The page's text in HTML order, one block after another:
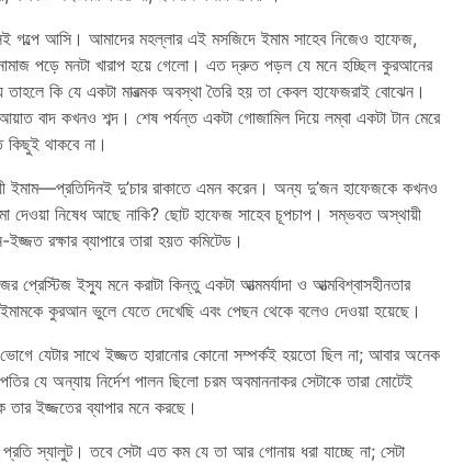
আসি। আমাদের মহল্লার এই মসজিদে ইমাম সাহেব নিজেও হাফেজ,
পড়ে মনটা খারাপ হয়ে গেলো। এত দ্রুত পড়ল যে মনে হচ্ছিল কুরআনের
কি যে একটা মারত্মক অবস্থা তৈরি হয় তা কেবল হাফেজরাই বোঝেন।
বাদ কখনও শব্দ। শেষ পর্যন্ত একটা গোজামিল দিয়ে লম্বা একটা টান মেরে
থাকবে না।
দু’চার রাকাতে এমন করেন। অন্য দু’জন হাফেজকে কখনও
দেওয়া নিষেধ আছে নাকি? ছোট হাফেজ সাহেব চূপচাপ। সম্ভবত অস্থায়ী
রক্ষার ব্যাপারে তারা হয়ত কমিটেড।
প্রেস্টিজ ইস্যু মনে করাটা কিন্তু একটা আত্মমর্যাদা ও আত্মবিশ্বাসহীনতার
কুরআন ভুলে যেতে দেখেছি এবং পেছন থেকে বলেও দেওয়া হয়েছে।
ভোগে যেটার সাথে ইজ্জত হারানোর কোনো সম্পর্কই হয়তো ছিল না; আবার অনেক
যে অন্যায় নির্দেশ পালন ছিলো চরম অবমাননাকর সেটাকে তারা মোটেই
ইজ্জতের ব্যাপার মনে করছে।
স্যালুট। তবে সেটা এত কম যে তা আর গোনায় ধরা যাচ্ছে না; সেটা